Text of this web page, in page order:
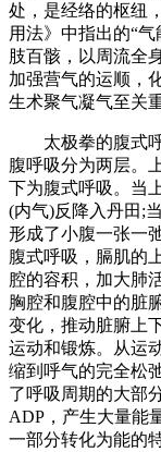
处，是经络的枢纽
用法》中指出的“
肢百骸，以周流全
加强营气的运顺，
生术聚气凝气至关
太极拳的腹式呼
腹呼吸分为两层。
下为腹式呼吸。当
(内气)反降入丹田;
形成了小腹一张一
腹式呼吸，膈肌的
腔的容积，加大肺
胸腔和腹腔中的脏
变化，推动脏腑上
运动和锻炼。从运
缩到呼气的完全松
了呼吸周期的大部
ADP，产生大量能
一部分转化为能的